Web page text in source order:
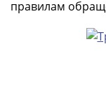
Анна
правилам